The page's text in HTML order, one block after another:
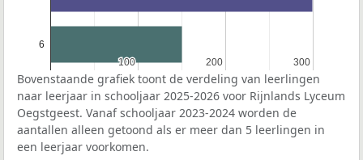
100
100 200
200 300
300
6
Bovenstaande grafiek toont de verdeling van leerlingen
naar leerjaar in schooljaar 2025-2026 voor Rijnlands Lyceum
Oegstgeest. Vanaf schooljaar 2023-2024 worden de
aantallen alleen getoond als er meer dan 5 leerlingen in
een leerjaar voorkomen.